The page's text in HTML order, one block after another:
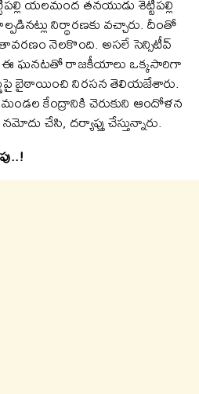
నిర్థారణకు వచ్చారు. దీంతో
నెలకొంది. అసలే సెన్సిటీవ్
ఈ ఘనటతో రాజకీయాలు ఒక్కసారిగా
బైఠాయించి నిరసన తెలియజేశారు.
మండల కేంద్రానికి చెరుకుని ఆందోళన
చేసి, దర్యాప్తు చేస్తున్నారు.